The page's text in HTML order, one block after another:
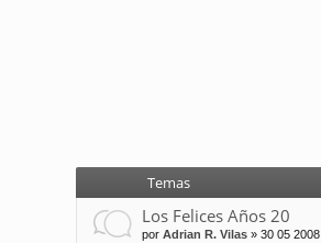
Temas
Los Felices Años 20
por Adrian R. Vilas» 30 05 2008